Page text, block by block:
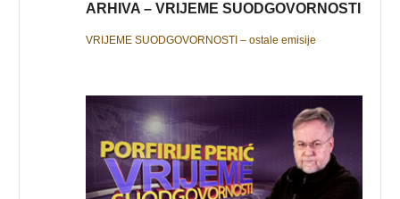
ARHIVA – VRIJEME SUODGOVORNOSTI
VRIJEME SUODGOVORNOSTI – ostale emisije